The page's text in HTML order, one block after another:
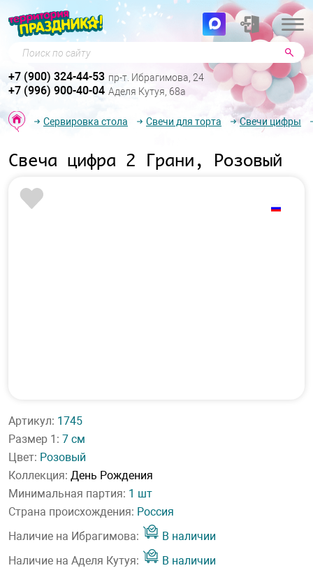
Поиск по сайту
+7 (900) 324-44-53 пр-т. Ибрагимова, 24
+7 (996) 900-40-04 Аделя Кутуя, 68а
Сервировка стола Свечи для торта Свечи цифры
Свеча цифра 2 Грани, Розовый
Артикул: 1745
Размер 1: 7 см
Цвет: Розовый
Коллекция: День Рождения
Минимальная партия: 1 шт
Страна происхождения: Россия
Наличие на Ибрагимова:
В наличии
Наличие на Аделя Кутуя:
В наличии